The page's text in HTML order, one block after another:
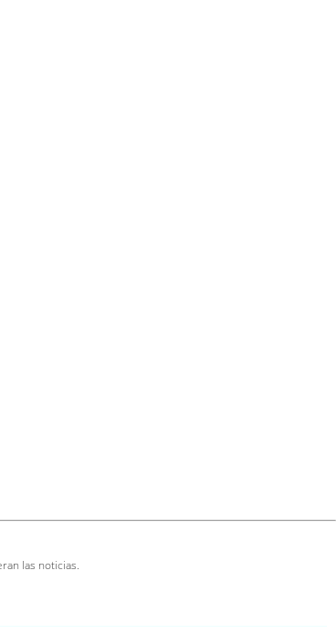
las noticias.